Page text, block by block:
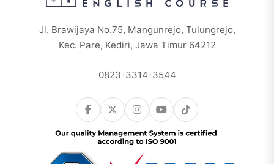
Jl. Brawijaya No.75, Mangunrejo, Tulungrejo,
Kec. Pare, Kediri, Jawa Timur 64212
0823-3314-3544